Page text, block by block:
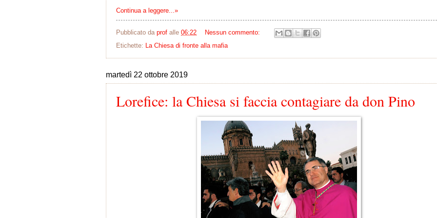
Continua a leggere...»
Pubblicato da prof alle 06:22
Nessun commento:
Etichette:
La Chiesa di fronte alla mafia
martedì 22 ottobre 2019
Lorefice: la Chiesa si faccia contagiare da don Pino